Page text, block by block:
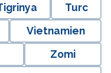
Turc
Vietnamien
Zomi